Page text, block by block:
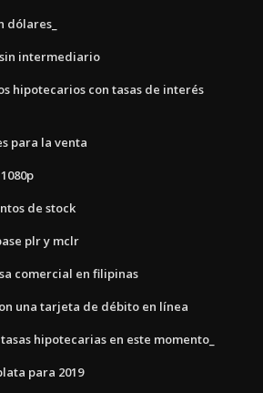
dólares_
intermediario
hipotecarios con tasas de interés
para la venta
de stock
plr y mclr
comercial en filipinas
una tarjeta de débito en línea
hipotecarias en este momento_
para 2019